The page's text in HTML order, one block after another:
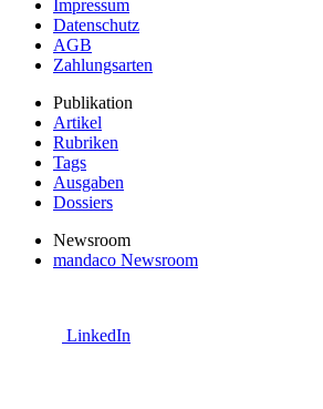
Impressum
Datenschutz
AGB
Zahlungsarten
Publikation
Artikel
Rubriken
Tags
Ausgaben
Dossiers
Newsroom
mandaco Newsroom
LinkedIn